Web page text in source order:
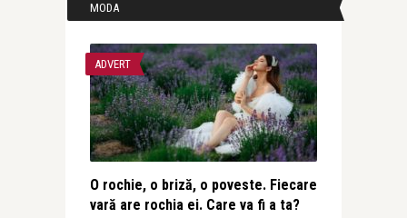
MODA
ADVERT
O rochie, o briză, o poveste. Fiecare
vară are rochia ei. Care va fi a ta?